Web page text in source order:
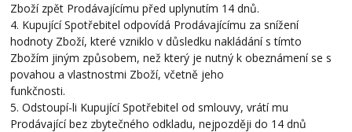
Zboží zpět Prodávajícímu před uplynutím 14 dnů.
4. Kupující Spotřebitel odpovídá Prodávajícímu za snížení
hodnoty Zboží, které vzniklo v důsledku nakládání s tímto
Zbožím jiným způsobem, než který je nutný k obeznámení se s
povahou a vlastnostmi Zboží, včetně jeho
funkčnosti.
5. Odstoupí-li Kupující Spotřebitel od smlouvy, vrátí mu
Prodávající bez zbytečného odkladu, nejpozději do 14 dnů